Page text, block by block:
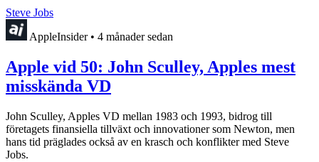
Steve Jobs
AppleInsider • 4 månader sedan
Apple vid 50: John Sculley, Apples mest
misskända VD
John Sculley, Apples VD mellan 1983 och 1993, bidrog till
företagets finansiella tillväxt och innovationer som Newton, men
hans tid präglades också av en krasch och konflikter med Steve
Jobs.